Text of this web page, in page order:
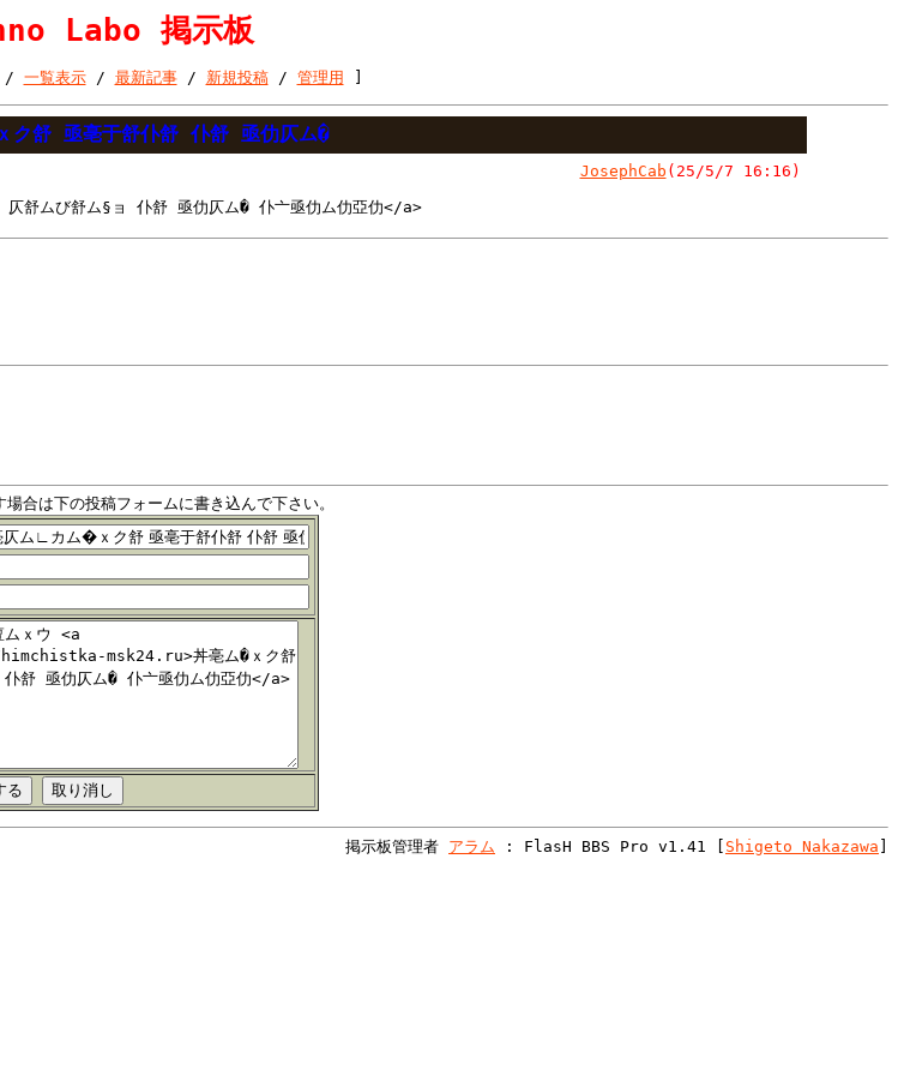
Labo 掲示板
一覧表示/ 最新記事/ 新規投稿/ 管理用
ク舒 亟亳于舒仆舒 仆舒 亟仂仄ム�
JosephCab (25/5/7 16:16)
び舒ム§ョ 仆舒 亟仂仄ム� 仆亠亟仂ム仂亞仂</a>
合は下の投稿フォームに書き込んで下さい。
掲示板管理者 アラム : FlasH BBS Pro v1.41 [ Shigeto Nakazawa ]